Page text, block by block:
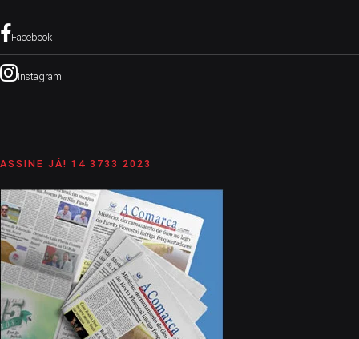
Facebook
Instagram
ASSINE JÁ! 14 3733 2023